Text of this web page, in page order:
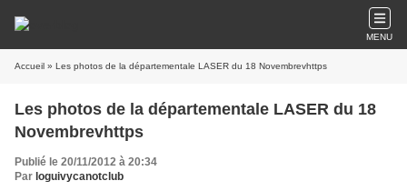
MENU
Accueil » Les photos de la départementale LASER du 18 Novembrevhttps
Les photos de la départementale LASER du 18
Novembrevhttps
Publié le 20/11/2012 à 20:34
Par loguivycanotclub